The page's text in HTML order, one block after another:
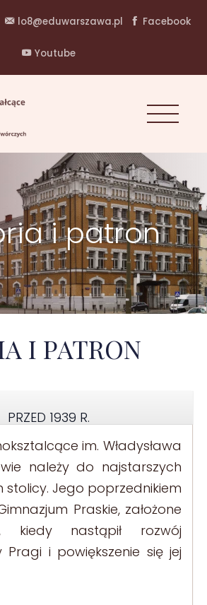
lo8@eduwarszawa.pl Facebook
Youtube
i patron
I PATRON
PRZED 1939 R.
im. Władysława
należy do najstarszych
stolicy. Jego poprzednikiem
Praskie, założone
nastąpił rozwój
i powiększenie się jej